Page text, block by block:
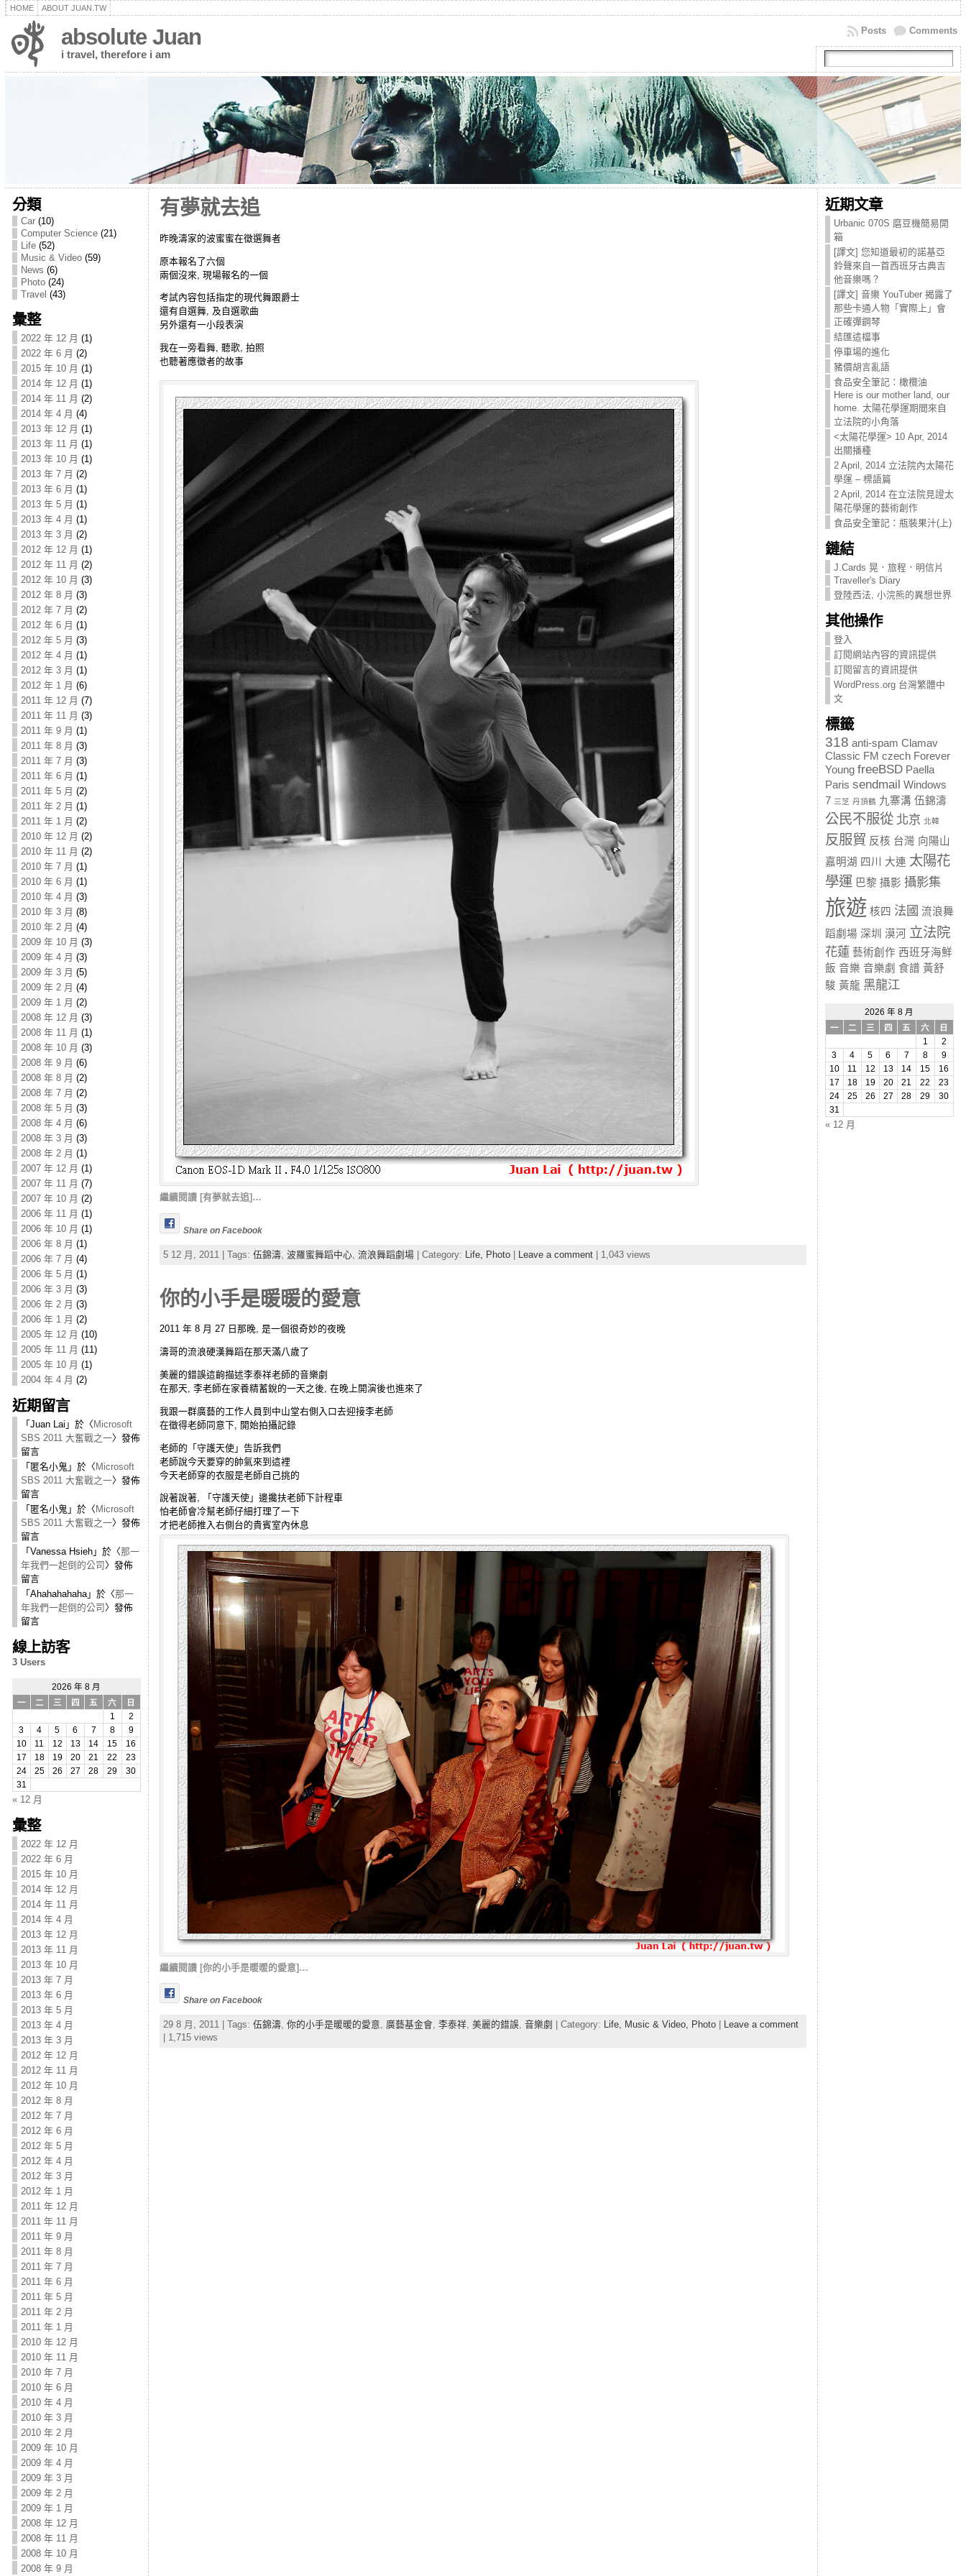
HOME ABOUT JUAN.TW
absolute Juan
i travel, therefore i am
Comments
Posts
分類
Car(10)
Computer Science(21)
Life(52)
Music & Video(59)
News (6)
Photo(24)
Travel (43)
彙整
2022 年 12 月 (1)
2022 年 6 月 (2)
2015 年 10 月 (1)
2014 年 12 月 (1)
2014 年 11 月 (2)
2014 年 4 月 (4)
2013 年 12 月 (1)
2013 年 11 月 (1)
2013 年 10 月 (1)
2013 年 7 月 (2)
2013 年 6 月 (1)
2013 年 5 月 (1)
2013 年 4 月 (1)
2013 年 3 月 (2)
2012 年 12 月 (1)
2012 年 11 月 (2)
2012 年 10 月 (3)
2012 年 8 月 (3)
2012 年 7 月 (2)
2012 年 6 月 (1)
2012 年 5 月 (3)
2012 年 4 月 (1)
2012 年 3 月 (1)
2012 年 1 月 (6)
2011 年 12 月 (7)
2011 年 11 月 (3)
2011 年 9 月 (1)
2011 年 8 月 (3)
2011 年 7 月 (3)
2011 年 6 月 (1)
2011 年 5 月 (2)
2011 年 2 月 (1)
2011 年 1 月 (2)
2010 年 12 月 (2)
2010 年 11 月 (2)
2010 年 7 月 (1)
2010 年 6 月 (1)
2010 年 4 月 (3)
2010 年 3 月 (8)
2010 年 2 月 (4)
2009 年 10 月 (3)
2009 年 4 月 (3)
2009 年 3 月 (5)
2009 年 2 月 (4)
2009 年 1 月 (2)
2008 年 12 月 (3)
2008 年 11 月 (1)
2008 年 10 月 (3)
2008 年 9 月 (6)
2008 年 8 月 (2)
2008 年 7 月 (2)
2008 年 5 月 (3)
2008 年 4 月 (6)
2008 年 3 月 (3)
2008 年 2 月 (1)
2007 年 12 月 (1)
2007 年 11 月 (7)
2007 年 10 月 (2)
2006 年 11 月 (1)
2006 年 10 月 (1)
2006 年 8 月 (1)
2006 年 7 月 (4)
2006 年 5 月 (1)
2006 年 3 月 (3)
2006 年 2 月 (3)
2006 年 1 月 (2)
2005 年 12 月 (10)
2005 年 11 月 (11)
2005 年 10 月 (1)
2004 年 4 月 (2)
近期留言
「 Juan Lai 」於〈 Microsoft
SBS 2011 大奮戰之一〉發佈
留言
「 匿名小鬼 」於〈 Microsoft
SBS 2011 大奮戰之一〉發佈
留言
「 匿名小鬼 」於〈 Microsoft
SBS 2011 大奮戰之一〉發佈
留言
「 Vanessa Hsieh」於〈那一
年我們一起倒的公司 〉發佈
留言
「 Ahahahahaha」於〈那一
年我們一起倒的公司 〉發佈
留言
線上訪客
3 Users
2026 年 8 月
一
二 三 四 五 六
日
1
2
3
4 5 6 7 8
9
10
11 12 13 14 15
16
17
18 19 20 21 22
23
24
25 26 27 28 29
30
31
« 12 月
彙整
2022 年 12 月
2022 年 6 月
2015 年 10 月
2014 年 12 月
2014 年 11 月
2014 年 4 月
2013 年 12 月
2013 年 11 月
2013 年 10 月
2013 年 7 月
2013 年 6 月
2013 年 5 月
2013 年 4 月
2013 年 3 月
2012 年 12 月
2012 年 11 月
2012 年 10 月
2012 年 8 月
2012 年 7 月
2012 年 6 月
2012 年 5 月
2012 年 4 月
2012 年 3 月
2012 年 1 月
2011 年 12 月
2011 年 11 月
2011 年 9 月
2011 年 8 月
2011 年 7 月
2011 年 6 月
2011 年 5 月
2011 年 2 月
2011 年 1 月
2010 年 12 月
2010 年 11 月
2010 年 7 月
2010 年 6 月
2010 年 4 月
2010 年 3 月
2010 年 2 月
2009 年 10 月
2009 年 4 月
2009 年 3 月
2009 年 2 月
2009 年 1 月
2008 年 12 月
2008 年 11 月
2008 年 10 月
2008 年 9 月
有夢就去追
昨晚濤家的波蜜蜜在徵選舞者
原本報名了六個
兩個沒來, 現場報名的一個
考試內容包括指定的現代舞跟爵士
還有自選舞, 及自選歌曲
另外還有一小段表演
我在一旁看舞, 聽歌, 拍照
也聽著應徵者的故事
繼續閱讀 [有夢就去追]…
Share on Facebook
5 12 月, 2011 | Tags: 伍錦濤, 波羅蜜舞蹈中心, 流浪舞蹈劇場| Category: Life, Photo| Leave a comment| 1,043 views
你的小手是暖暖的愛意
2011 年 8 月 27 日那晚, 是一個很奇妙的夜晚
濤哥的流浪硬漢舞蹈在那天滿八歲了
美麗的錯誤這齣描述李泰祥老師的音樂劇
在那天, 李老師在家養精蓄銳的一天之後, 在晚上開演後也進來了
我跟一群廣藝的工作人員到中山堂右側入口去迎接李老師
在徵得老師同意下, 開始拍攝記錄
老師的「守護天使」告訴我們
老師說今天要穿的帥氣來到這裡
今天老師穿的衣服是老師自己挑的
說著說著, 「守護天使」邊攙扶老師下計程車
怕老師會冷幫老師仔細打理了一下
才把老師推入右側台的貴賓室內休息
繼續閱讀 [你的小手是暖暖的愛意]…
Share on Facebook
29 8 月, 2011 | Tags: 伍錦濤, 你的小手是暖暖的愛意, 廣藝基金會, 李泰祥, 美麗的錯誤, 音樂劇 | Category: Life, Music & Video, Photo|
Leave a comment
| 1,715 views
近期文章
Urbanic 070S 磨豆機簡易開
箱
[譯文] 您知道最初的諾基亞
鈴聲來自一首西班牙古典吉
他音樂嗎？
[譯文] 音樂 YouTuber 揭露了
那些卡通人物「實際上」會
正確彈鋼琴
結匯這檔事
停車場的進化
豬價胡言亂語
食品安全筆記：橄欖油
Here is our mother land, our
home. 太陽花學運期間來自
立法院的小角落
<太陽花學運> 10 Apr, 2014
出關播種
2 April, 2014 立法院內太陽花
學運 – 標語篇
2 April, 2014 在立法院見證太
陽花學運的藝術創作
食品安全筆記：瓶裝果汁(上)
鏈結
J.Cards 晃．旅程．明信片
Traveller's Diary
登陸西法, 小浣熊的異想世界
其他操作
登入
訂閱網站內容的資訊提供
訂閱留言的資訊提供
WordPress.org 台灣繁體中
文
標籤
318 anti-spam Clamav
Classic FM czech Forever
Young freeBSD Paella
Paris sendmail Windows
7 三芝 丹頂鶴 九寨溝 伍錦濤
公民不服從 北京 北韓
反服貿 反核 台灣 向陽山
嘉明湖 四川 大連 太陽花
學運 巴黎 攝影 攝影集
旅遊 核四 法國 流浪舞
蹈劇場 深圳 漠河 立法院
花蓮 藝術創作 西班牙海鮮
飯 音樂 音樂劇 食譜 黃舒
駿 黃龍 黑龍江
2026 年 8 月
一
二 三 四 五 六
日
1
2
3
4 5 6 7 8
9
10
11 12 13 14 15
16
17
18 19 20 21 22
23
24
25 26 27 28 29
30
31
« 12 月